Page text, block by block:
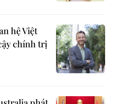
hệ Việt
chính trị